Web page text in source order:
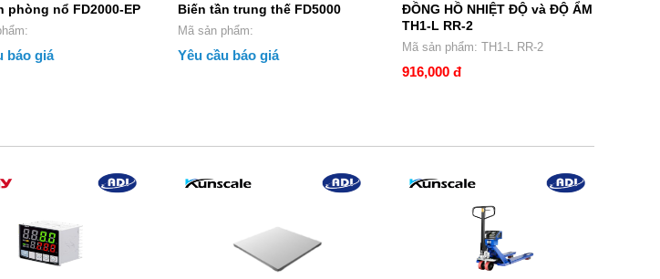
phòng nổ FD2000-EP
sản phẩm:
báo giá
Biến tần trung thế FD5000
Mã sản phẩm:
Yêu cầu báo giá
ĐỒNG HỒ NHIỆT ĐỘ và ĐỘ ẨM
TH1-L RR-2
Mã sản phẩm: TH1-L RR-2
916,000 đ